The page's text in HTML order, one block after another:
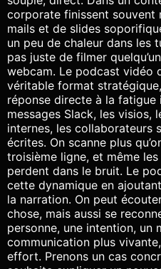
corporate finissent souvent
mails et de slides
un peu de chaleur dans les
pas juste de filmer
webcam. Le podcast vidéo
véritable format
réponse directe à la
messages Slack, les visios,
internes, les collaborateurs
écrites. On scanne plus
troisième ligne, et même
perdent dans le bruit. Le
cette dynamique en
la narration. On peut
chose, mais aussi se
personne, une intention, un
communication plus
effort. Prenons un cas